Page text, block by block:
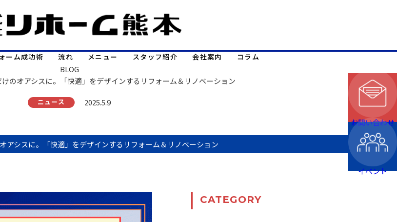
ーム成功術 流れ メニュー スタッフ紹介 会社案内 コラム
BLOG
のオアシスに。「快適」をデザインするリフォーム＆リノベーション
ニュース 2025.5.9
アシスに。「快適」をデザインするリフォーム＆リノベーション
CATEGORY
お問い合わせ
イベント